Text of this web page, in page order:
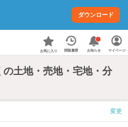
ダウンロード
お気に入り 閲覧履歴 お知らせ マイページ
の土地・売地・宅地・分
変更